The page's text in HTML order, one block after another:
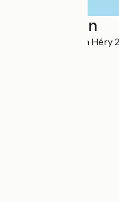
Localisation
10 Quai de Toul An